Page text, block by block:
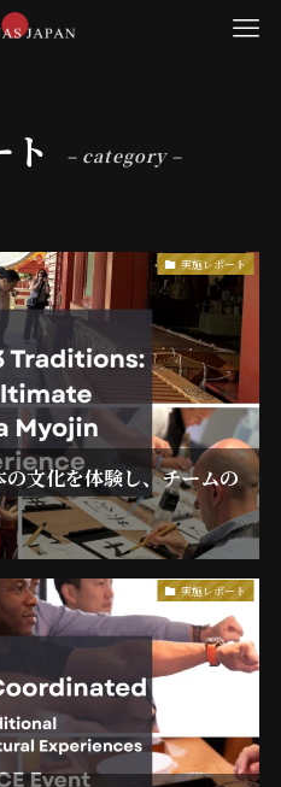
ト – category –
実施レポート
文化を体験し、チームの
実施レポート